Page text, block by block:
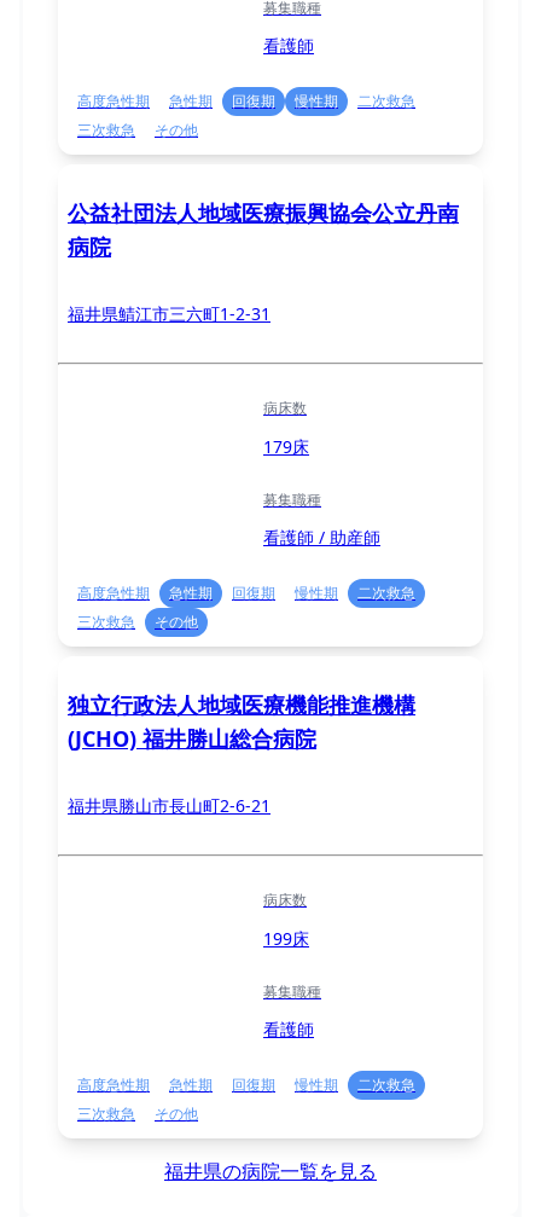
募集職種
看護師
高度急性期 急性期 回復期 慢性期
二次救急
三次救急
その他
公益社団法人地域医療振興協会公立丹南
病院
福井県鯖江市三六町1-2-31
病床数
179床
募集職種
看護師 / 助産師
高度急性期 急性期 回復期 慢性期
二次救急
三次救急
その他
独立行政法人地域医療機能推進機構
(JCHO) 福井勝山総合病院
福井県勝山市長山町2-6-21
病床数
199床
募集職種
看護師
高度急性期 急性期 回復期 慢性期
二次救急
三次救急
その他
福井県の病院一覧を見る